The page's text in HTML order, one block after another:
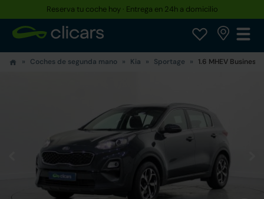
Reserva tu coche hoy · Entrega en 24h a domicilio
Coches de segunda mano Kia Sportage 1.6 MHEV Business